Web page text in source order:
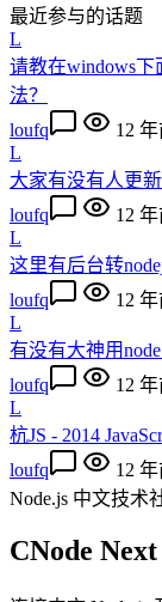
最近参与的话题
L
请教在windows
法？
loufq
12
L
大家有没有人更
loufq
12
L
这里有后台转
loufq
12
L
有没有大神用
loufq
12
L
杭JS - 2014
loufq
12
Node.js 中文技术
CNode Next